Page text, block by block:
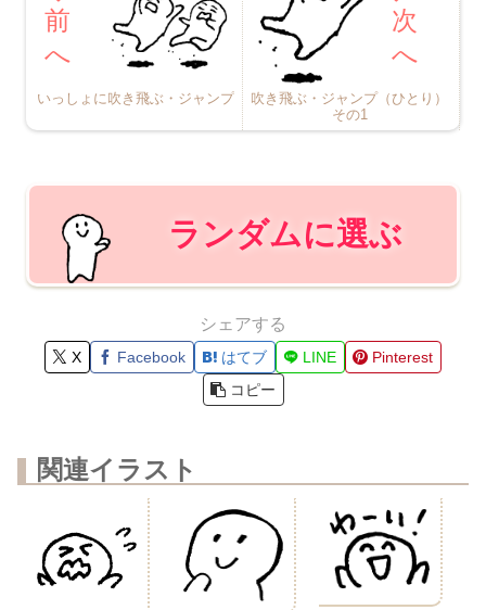
いっしょに吹き飛ぶ・ジャンプ
吹き飛ぶ・ジャンプ（ひとり）
その1
ランダムに選ぶ
シェアする
X Facebook はてブ LINE
Pinterest
コピー
関連イラスト